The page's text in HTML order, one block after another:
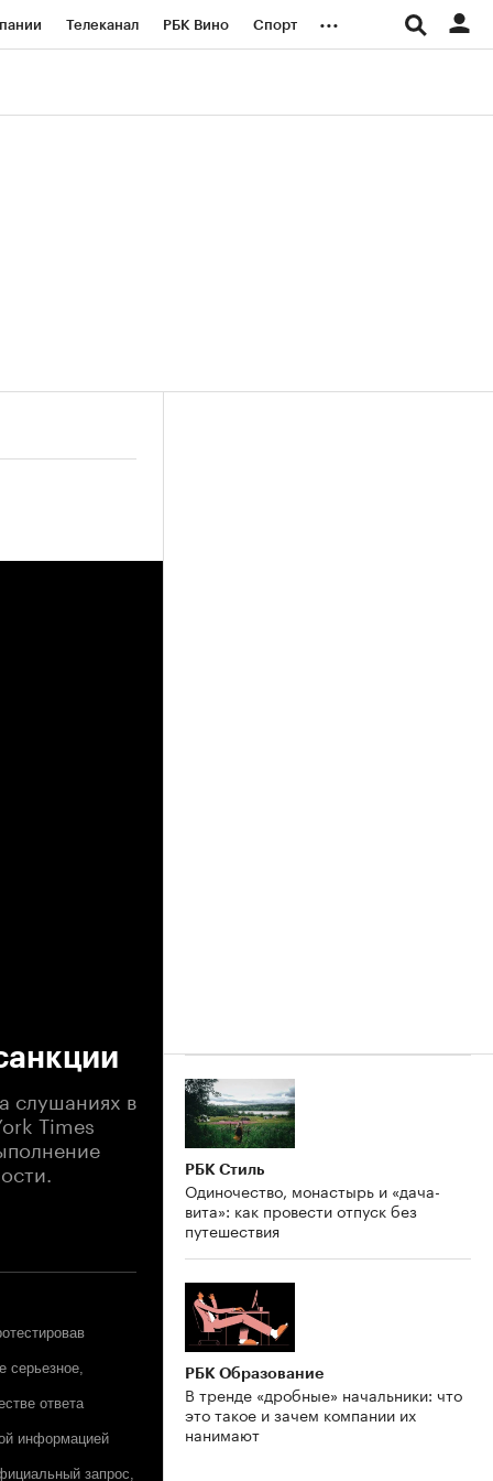
Телеканал РБК Вино Спорт ...
слушаниях в
Times
серьезное,
ответа
информацией
запрос,
РБК Стиль
Одиночество, монастырь и «дача-
вита»: как провести отпуск без
путешествия
РБК Образование
В тренде «дробные» начальники: что
это такое и зачем компании их
нанимают